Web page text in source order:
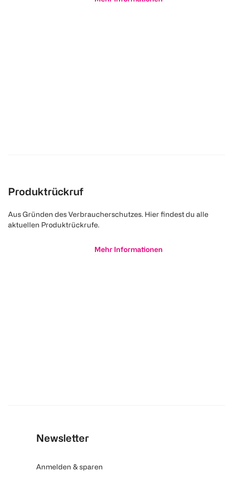
Produktrückruf
Aus Gründen des Verbraucherschutzes. Hier findest du alle
aktuellen Produktrückrufe.
Mehr Informationen
Newsletter
Anmelden & sparen